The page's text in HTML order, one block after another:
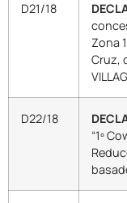
D21/18
Zona
Cruz,
D22/18
“1º